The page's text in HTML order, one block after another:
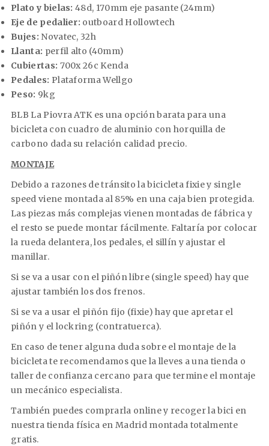
Plato y bielas: 48d, 170mm eje pasante (24mm)
Eje de pedalier: outboard Hollowtech
Bujes: Novatec, 32h
Llanta: perfil alto (40mm)
Cubiertas: 700x 26c Kenda
Pedales: Plataforma Wellgo
Peso: 9kg
BLB La Piovra ATK es una opción barata para una
bicicleta con cuadro de aluminio con horquilla de
carbono dada su relación calidad precio.
MONTAJE
Debido a razones de tránsito la bicicleta fixie y single
speed viene montada al 85% en una caja bien protegida.
Las piezas más complejas vienen montadas de fábrica y
el resto se puede montar fácilmente. Faltaría por colocar
la rueda delantera, los pedales, el sillín y ajustar el
manillar.
Si se va a usar con el piñón libre (single speed) hay que
ajustar también los dos frenos.
Si se va a usar el piñón fijo (fixie) hay que apretar el
piñón y el lockring (contratuerca).
En caso de tener alguna duda sobre el montaje de la
bicicleta te recomendamos que la lleves a una tienda o
taller de confianza cercano para que termine el montaje
un mecánico especialista.
También puedes comprarla online y recoger la bici en
nuestra tienda física en Madrid montada totalmente
gratis.